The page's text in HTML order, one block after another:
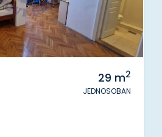
29 m2
JEDNOSOBAN